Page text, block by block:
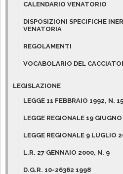
CALENDARIO VENATORIO
DISPOSIZIONI SPECIFICHE
VENATORIA
REGOLAMENTI
VOCABOLARIO DEL
LEGISLAZIONE
LEGGE 11 FEBBRAIO 1992, N.
LEGGE REGIONALE 19
LEGGE REGIONALE 9 LUGLIO
L.R. 27 GENNAIO 2000, N. 9
D.G.R. 10-26362 1998